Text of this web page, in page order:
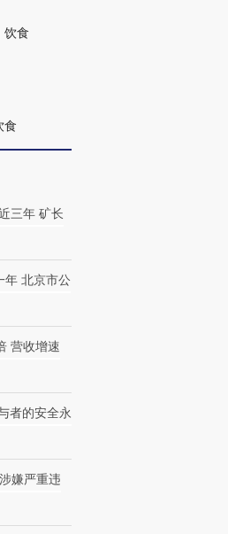
饮食
食
三年 矿长
年 北京市公
营收增速
者的安全永
嫌严重违